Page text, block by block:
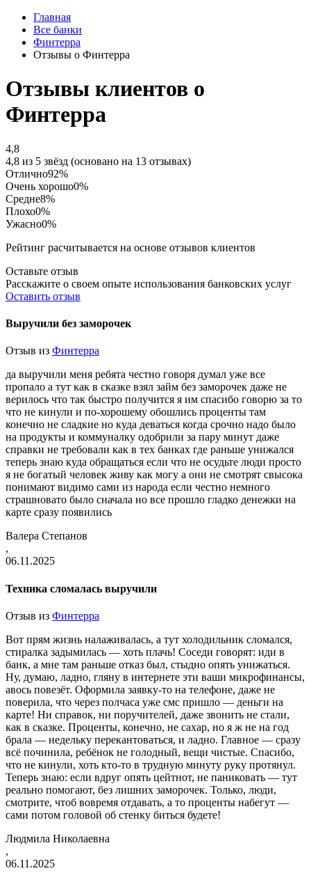
Главная
Все банки
Финтерра
Отзывы о Финтерра
Отзывы клиентов о
Финтерра
4,8
4,8 из 5 звёзд (основано на 13 отзывах)
Отлично92%
Очень хорошо0%
Средне8%
Плохо0%
Ужасно0%
Рейтинг расчитывается на основе отзывов клиентов
Оставьте отзыв
Расскажите о своем опыте использования банковских услуг
Оставить отзыв
Выручили без заморочек
Отзыв из Финтерра
да выручили меня ребята честно говоря думал уже все
пропало а тут как в сказке взял займ без заморочек даже не
верилось что так быстро получится я им спасибо говорю за то
что не кинули и по-хорошему обошлись проценты там
конечно не сладкие но куда деваться когда срочно надо было
на продукты и коммуналку одобрили за пару минут даже
справки не требовали как в тех банках где раньше унижался
теперь знаю куда обращаться если что не осудьте люди просто
я не богатый человек живу как могу а они не смотрят свысока
понимают видимо сами из народа если честно немного
страшновато было сначала но все прошло гладко денежки на
карте сразу появились
Валера Степанов
,
06.11.2025
Техника сломалась выручили
Отзыв из Финтерра
Вот прям жизнь налаживалась, а тут холодильник сломался,
стиралка задымилась — хоть плачь! Соседи говорят: иди в
банк, а мне там раньше отказ был, стыдно опять унижаться.
Ну, думаю, ладно, гляну в интернете эти ваши микрофинансы,
авось повезёт. Оформила заявку-то на телефоне, даже не
поверила, что через полчаса уже смс пришло — деньги на
карте! Ни справок, ни поручителей, даже звонить не стали,
как в сказке. Проценты, конечно, не сахар, но я ж не на год
брала — недельку перекантоваться, и ладно. Главное — сразу
всё починила, ребёнок не голодный, вещи чистые. Спасибо,
что не кинули, хоть кто-то в трудную минуту руку протянул.
Теперь знаю: если вдруг опять цейтнот, не паниковать — тут
реально помогают, без лишних заморочек. Только, люди,
смотрите, чтоб вовремя отдавать, а то проценты набегут —
сами потом головой об стенку биться будете!
Людмила Николаевна
,
06.11.2025